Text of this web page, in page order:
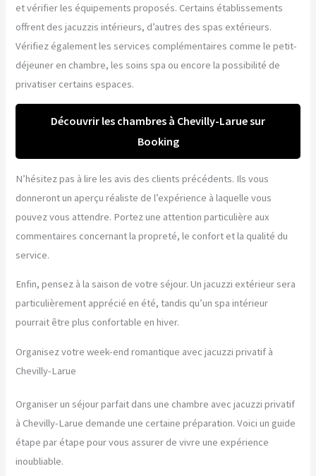
et vérifier les équipements proposés. Certains établissements
offrent des jacuzzis intérieurs, d’autres des spas extérieurs.
Vérifiez également les services complémentaires comme le petit-
déjeuner en chambre, les soins spa ou encore la possibilité de
privatiser certains espaces.
Découvrir les chambres à Chevilly-Larue sur
Booking
N’hésitez pas à lire les avis des clients précédents. Ils vous
donneront un aperçu réaliste de l’expérience à laquelle vous
pouvez vous attendre. Portez une attention particulière aux
commentaires concernant la propreté, le confort et la qualité du
service.
Enfin, pensez à la saison de votre séjour. Un jacuzzi extérieur sera
particulièrement apprécié en été, tandis qu’un spa intérieur
pourrait être plus confortable en hiver.
Organisez votre week-end romantique avec jacuzzi privatif à
Chevilly-Larue
Organiser un séjour parfait dans une chambre avec jacuzzi privatif
à Chevilly-Larue demande une certaine préparation. Voici un guide
étape par étape pour vous assurer de vivre une expérience
inoubliable.